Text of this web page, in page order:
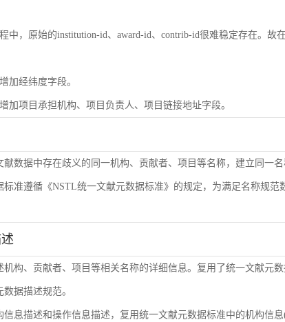
中，原始的institution-id、award-id、contrib-id很难稳定存在。
加经纬度字段。
加项目承担机构、项目负责人、项目链接地址字段。
献数据中存在歧义的同一机构、贡献者、项目等名称，建立同一
准遵循《NSTL统一文献元数据标准》的规定，为满足名称规
机构、贡献者、项目等相关名称的详细信息。复用了统一文献元
据描述规范。
息描述和操作信息描述，复用统一文献元数据标准中的机构信息